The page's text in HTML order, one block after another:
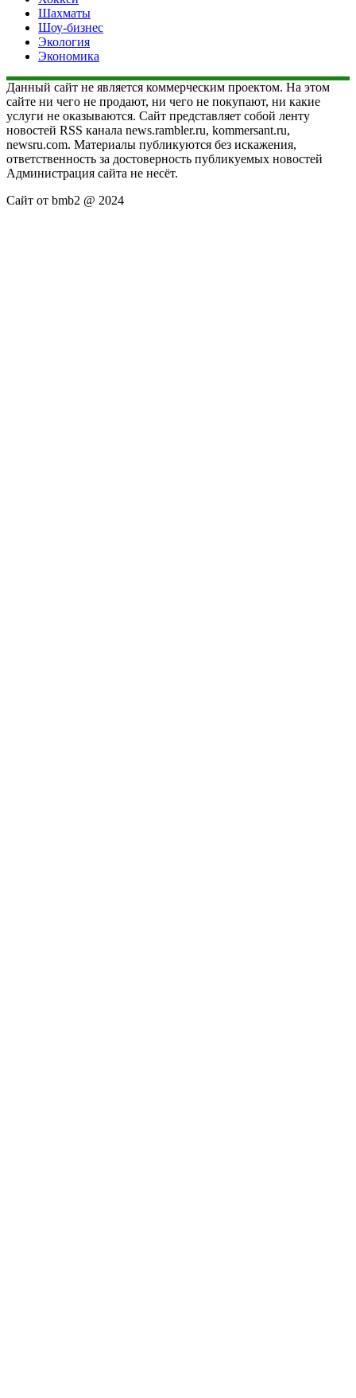
Шахматы
Шоу-бизнес
Экология
Экономика
Данный сайт не является коммерческим проектом. На этом
сайте ни чего не продают, ни чего не покупают, ни какие
услуги не оказываются. Сайт представляет собой ленту
новостей RSS канала news.rambler.ru, kommersant.ru,
newsru.com. Материалы публикуются без искажения,
ответственность за достоверность публикуемых новостей
Администрация сайта не несёт.
Сайт от bmb2 @ 2024